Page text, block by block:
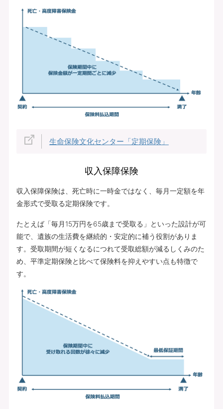
生命保険文化センター「定期保険」
収入保障保険
収入保障保険は、死亡時に一時金ではなく、毎月一定額を年
金形式で受取る定期保険です。
たとえば「毎月15万円を65歳まで受取る」といった設計が可
能で、遺族の生活費を継続的・安定的に補う役割がありま
す。受取期間が短くなるにつれて受取総額が減るしくみのた
め、平準定期保険と比べて保険料を抑えやすい点も特徴で
す。